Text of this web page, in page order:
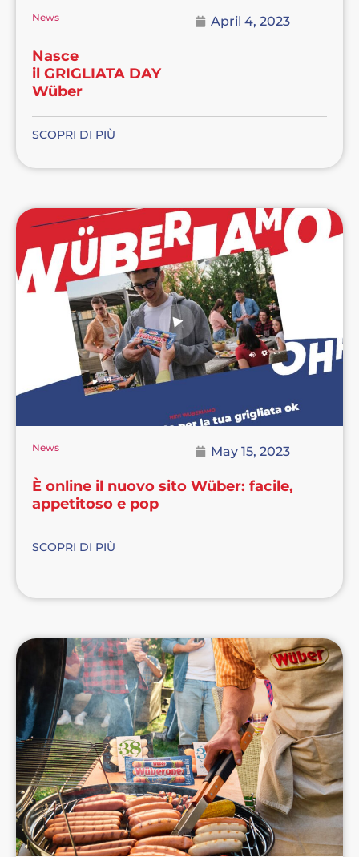
News April 4, 2023
Nasce
il GRIGLIATA DAY
Wüber
SCOPRI DI PIÙ
News May 15, 2023
È online il nuovo sito Wüber: facile,
appetitoso e pop
SCOPRI DI PIÙ